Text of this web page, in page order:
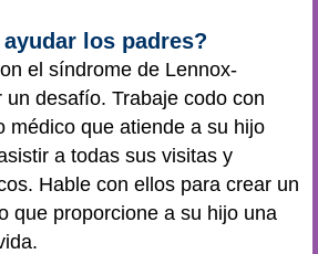
los padres?
el síndrome de Lennox-
un desafío. Trabaje codo con
médico que atiende a su hijo
a todas sus visitas y
Hable con ellos para crear un
que proporcione a su hijo una